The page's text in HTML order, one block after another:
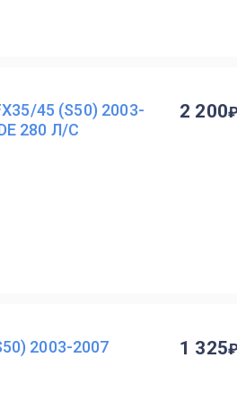
45 (S50) 2003-
280 Л/С
2 200
2003-2007 1 325